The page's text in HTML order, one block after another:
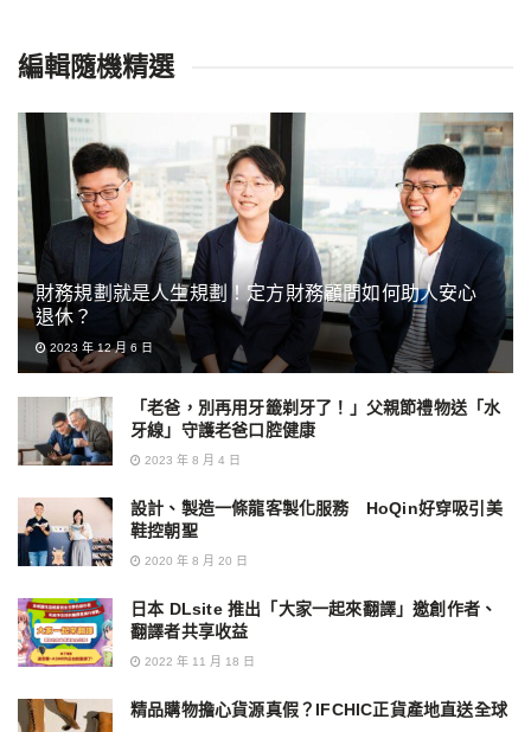
編輯隨機精選
財務規劃就是人生規劃！定方財務顧問如何助人安心
退休？
2023 年 12 月 6 日
「老爸，別再用牙籤剃牙了！」父親節禮物送「水
牙線」守護老爸口腔健康
2023 年 8 月 4 日
設計、製造一條龍客製化服務 HoQin好穿吸引美
鞋控朝聖
2020 年 8 月 20 日
日本 DLsite 推出「大家一起來翻譯」邀創作者、
翻譯者共享收益
2022 年 11 月 18 日
精品購物擔心貨源真假？IFCHIC正貨產地直送全球